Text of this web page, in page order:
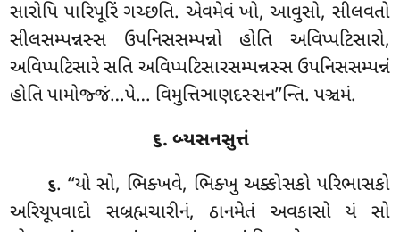
સારોપિ પારિપૂરિં ગચ્છતિ. એવમેવં ખો, આવુસો, સીલવતો
સીલસમ્પન્નસ્સ ઉપનિસસમ્પન્નો હોતિ અવિપ્પટિસારો,
અવિપ્પટિસારે સતિ અવિપ્પટિસારસમ્પન્નસ્સ ઉપનિસસમ્પન્નં
હોતિ પામોજ્જં…પે… વિમુત્તિઞાણદસ્સન’’ન્તિ. પઞ્ચમં.
૬. બ્યસનસુત્તં
૬. ‘‘યો સો, ભિક્ખવે, ભિક્ખુ અક્કોસકો પરિભાસકો
અરિયૂપવાદો સબ્રહ્મચારીનં, ઠાનમેતં અવકાસો યં સો